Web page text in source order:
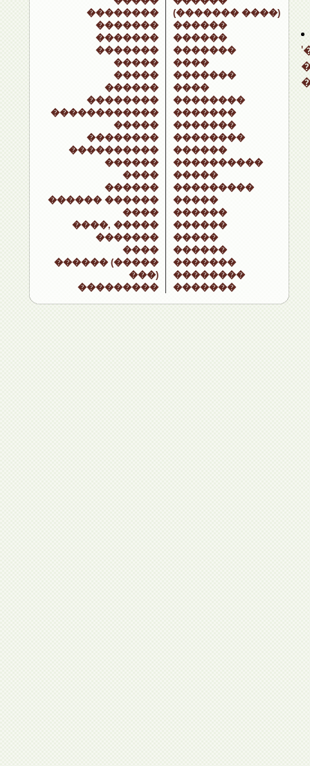
��������
�������
�������
�������
�����
�����
������
��������
������������
�����
��������
����������
������
����
������
������ ������
����
����, �����
�������
����
������ (�����
���)
���������
(������� ����)
������
������
�������
����
�������
����
��������
�������
�������
��������
������
����������
�����
���������
�����
������
������
�����
������
�������
��������
�������